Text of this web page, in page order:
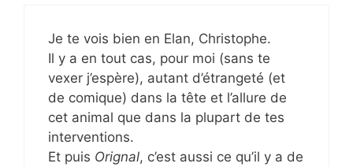
Je te vois bien en Elan, Christophe.
Il y a en tout cas, pour moi (sans te
vexer j’espère), autant d’étrangeté (et
de comique) dans la tête et l’allure de
cet animal que dans la plupart de tes
interventions.
Et puis Orignal, c’est aussi ce qu’il y a de